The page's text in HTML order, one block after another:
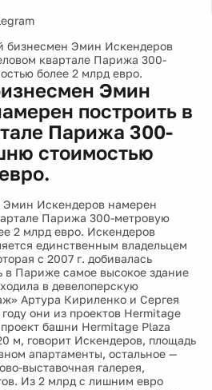
бизнесмен Эмин Искендеров
квартале Парижа 300-
более 2 млрд евро.
Эмин
построить в
Парижа 300-
стоимостью
Эмин Искендеров намерен
Парижа 300-метровую
2 млрд евро. Искендеров
единственным владельцем
с 2007 г. добивалась
в Париже самое высокое здание
в девелоперскую
Артура Кириленко и Сергея
они из проектов Hermitage
башни Hermitage Plaza
м, говорит Искендеров, площадь
апартаменты, остальное —
выставочная галерея,
Из 2 млрд с лишним евро